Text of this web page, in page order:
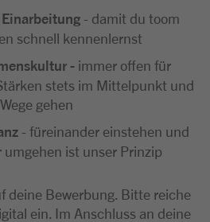
- damit du toom
schnell kennenlernst
- immer offen für
stets im Mittelpunkt und
gehen
- füreinander einstehen und
ist unser Prinzip
deine Bewerbung. Bitte reiche
ein. Im Anschluss an deine